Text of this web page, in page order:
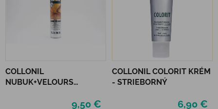
COLLONIL
NUBUK+VELOURS
9,50 €
COLLONIL COLORIT KRÉM
- STRIEBORNÝ
6,90 €